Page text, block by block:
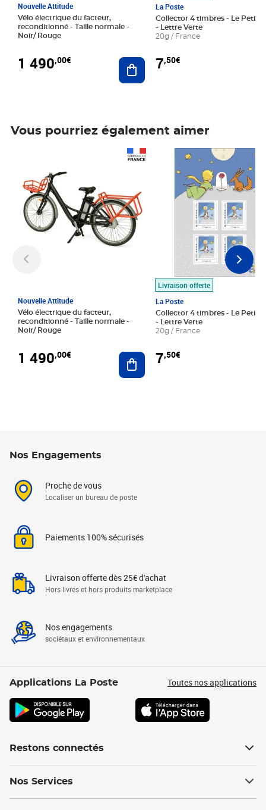
Nouvelle Attitude
Vélo électrique du facteur,
reconditionné - Taille normale -
Noir/ Rouge
1 490,00€ Ajouter au panier
La Poste
Collector 4 timbres - Le Petit
- Lettre Verte
20g / France
7,50€
Vous pourriez également aimer
Nouvelle Attitude
Vélo électrique du facteur,
reconditionné - Taille normale -
Noir/ Rouge
1 490,00€ Ajouter au panier
Livraison offerte
La Poste
Collector 4 timbres - Le Petit
- Lettre Verte
20g / France
7,50€
Prix 7,50€
Nos Engagements
Proche de vous
Localiser un bureau de poste
Paiements 100% sécurisés
Livraison offerte dès 25€ d'achat
Hors livres et hors produits marketplace
Nos engagements
sociétaux et environnementaux
Applications La Poste Toutes nos applications
Restons connectés
Nos Services